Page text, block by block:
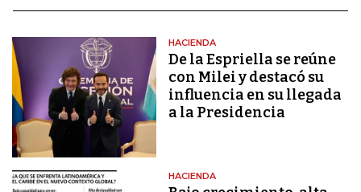
HACIENDA
De la Espriella se reúne
con Milei y destacó su
influencia en su llegada
a la Presidencia
HACIENDA